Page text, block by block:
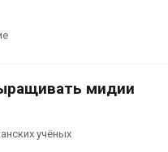
мидии
учёных